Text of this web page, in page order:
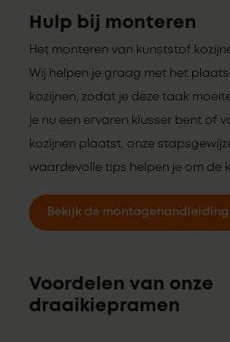
Hulp bij monteren
Het monteren van kunststof
Wij helpen je graag met het
kozijnen, zodat je deze taak
je nu een ervaren klusser bent of
kozijnen plaatst, onze
waardevolle tips helpen je om de
Bekijk de
Voordelen van onze
draaikiepramen